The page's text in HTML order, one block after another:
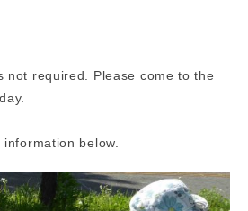
not required. Please come to the
below.